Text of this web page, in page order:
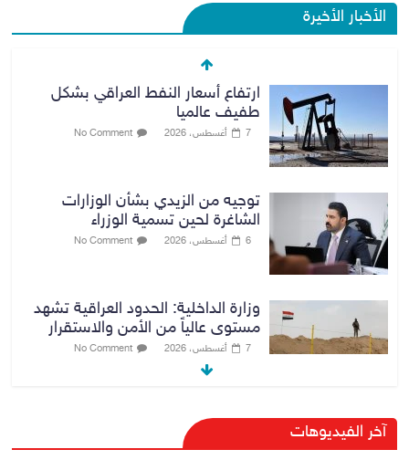
الأخبار الأخيرة
ارتفاع أسعار النفط العراقي بشكل
طفيف عالميا
7 أغسطس، 2026 No Comment
توجيه من الزيدي بشأن الوزارات
الشاغرة لحين تسمية الوزراء
6 أغسطس، 2026 No Comment
وزارة الداخلية: الحدود العراقية تشهد
مستوى عالياً من الأمن والاستقرار
7 أغسطس، 2026 No Comment
القضاء الأعلى: القبض على عدد من
موظفي بلدية الناصرية ومعقبين
ضبطت بحوزتهم مستندات وأختام
آخر الفيديوهات